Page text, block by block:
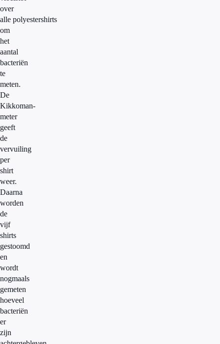
over
alle polyestershirts
om
het
aantal
bacteriën
te
meten.
De
Kikkoman-
meter
geeft
de
vervuiling
per
shirt
weer.
Daarna
worden
de
vijf
shirts
gestoomd
en
wordt
nogmaals
gemeten
hoeveel
bacteriën
er
zijn